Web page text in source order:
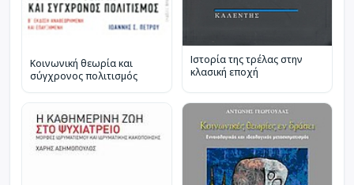
Κοινωνική θεωρία και
σύγχρονος πολιτισμός
Ιστορία της τρέλας στην
κλασική εποχή